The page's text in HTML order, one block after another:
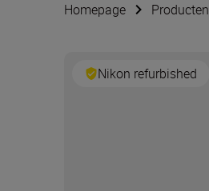
Homepage Producten
Nikon refurbished